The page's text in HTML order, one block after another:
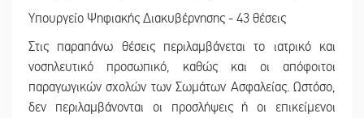
Υπουργείο Ψηφιακής Διακυβέρνησης - 43 θέσεις
Στις παραπάνω θέσεις περιλαμβάνεται το ιατρικό και
νοσηλευτικό προσωπικό, καθώς και οι απόφοιτοι
παραγωγικών σχολών των Σωμάτων Ασφαλείας. Ωστόσο,
δεν περιλαμβάνονται οι προσλήψεις ή οι επικείμενοι